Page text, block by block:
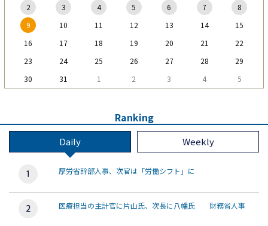
2
3 4 5 6 7
8
9
10 11 12 13 14
15
16
17 18 19 20 21
22
23
24 25 26 27 28
29
30
31 1 2 3 4 5
Ranking
Daily Weekly
厚労省幹部人事、次官は「労働シフト」に
医療担当の主計官に片山氏、次長に八幡氏 財務省人事